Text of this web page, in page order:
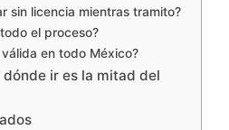
sin licencia mientras tramito?
el proceso?
en todo México?
ir es la mitad del